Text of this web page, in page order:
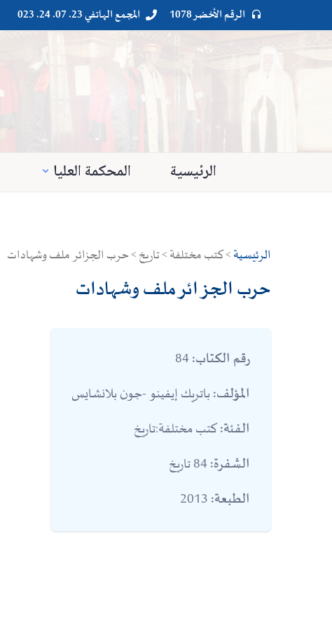

 الرقم الأخضر 1078 
 المجمع الهاتفي 23. 07. 24. 023
الرئيسية المحكمة العليا
الرئيسية> كتب مختلفة > تاريخ > حرب الجزائر ملف وشهادات
حرب الجزائر ملف وشهادات
رقم الكتاب:
المؤلف:باتريك إيفينو -جون بلانشايس
الفئة:كتب مختلفة:تاريخ
الشفرة:
الطبعة: